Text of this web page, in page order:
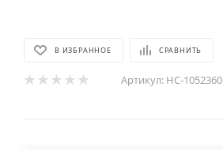
В ИЗБРАННОЕ СРАВНИТЬ
Артикул: НС-1052360